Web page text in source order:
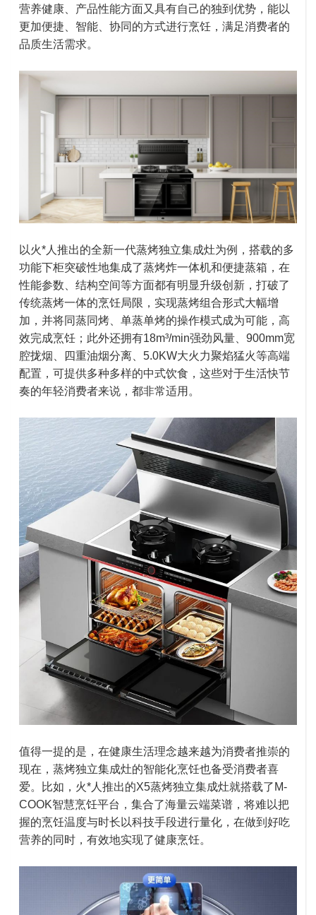
营养健康、产品性能方面又具有自己的独到优势，能以
更加便捷、智能、协同的方式进行烹饪，满足消费者的
品质生活需求。
以火*人推出的全新一代蒸烤独立集成灶为例，搭载的多
功能下柜突破性地集成了蒸烤炸一体机和便捷蒸箱，在
性能参数、结构空间等方面都有明显升级创新，打破了
传统蒸烤一体的烹饪局限，实现蒸烤组合形式大幅增
加，并将同蒸同烤、单蒸单烤的操作模式成为可能，高
效完成烹饪；此外还拥有18m³/min强劲风量、900mm宽
腔拢烟、四重油烟分离、5.0KW大火力聚焰猛火等高端
配置，可提供多种多样的中式饮食，这些对于生活快节
奏的年轻消费者来说，都非常适用。
值得一提的是，在健康生活理念越来越为消费者推崇的
现在，蒸烤独立集成灶的智能化烹饪也备受消费者喜
爱。比如，火*人推出的X5蒸烤独立集成灶就搭载了M-
COOK智慧烹饪平台，集合了海量云端菜谱，将难以把
握的烹饪温度与时长以科技手段进行量化，在做到好吃
营养的同时，有效地实现了健康烹饪。